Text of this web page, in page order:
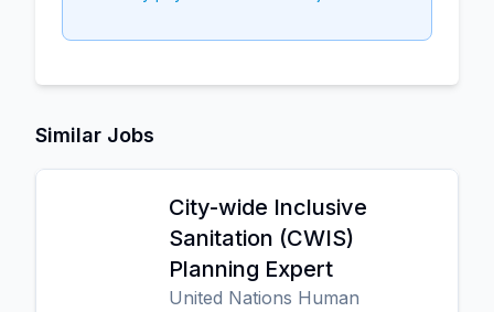
Similar Jobs
City-wide Inclusive
Sanitation (CWIS)
Planning Expert
United Nations Human